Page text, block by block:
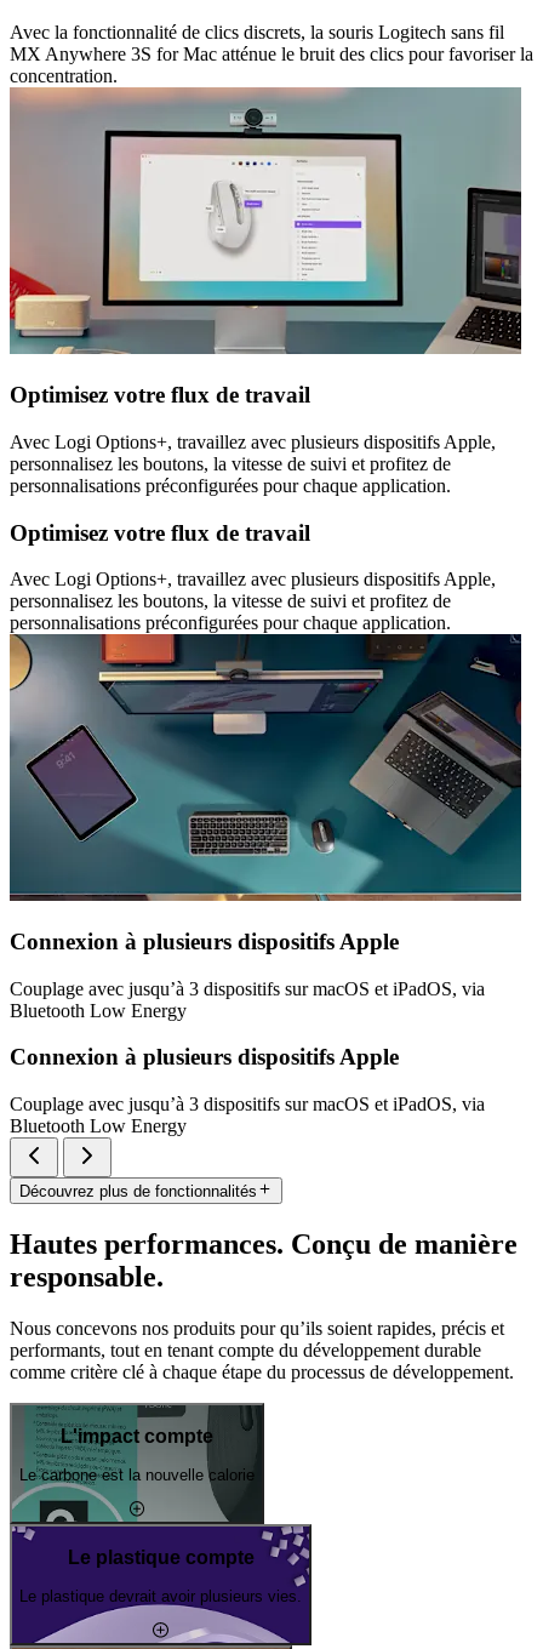
Avec la fonctionnalité de clics discrets, la souris Logitech sans fil
MX Anywhere 3S for Mac atténue le bruit des clics pour favoriser la
concentration.
Optimisez votre flux de travail
Avec Logi Options+, travaillez avec plusieurs dispositifs Apple,
personnalisez les boutons, la vitesse de suivi et profitez de
personnalisations préconfigurées pour chaque application.
Optimisez votre flux de travail
Avec Logi Options+, travaillez avec plusieurs dispositifs Apple,
personnalisez les boutons, la vitesse de suivi et profitez de
personnalisations préconfigurées pour chaque application.
Connexion à plusieurs dispositifs Apple
Couplage avec jusqu’à 3 dispositifs sur macOS et iPadOS, via
Bluetooth Low Energy
Connexion à plusieurs dispositifs Apple
Couplage avec jusqu’à 3 dispositifs sur macOS et iPadOS, via
Bluetooth Low Energy
Découvrez plus de fonctionnalités
Hautes performances. Conçu de manière
responsable.
Nous concevons nos produits pour qu’ils soient rapides, précis et
performants, tout en tenant compte du développement durable
comme critère clé à chaque étape du processus de développement.
L'impact compte
Le carbone est la nouvelle calorie
Le plastique compte
Le plastique devrait avoir plusieurs vies.